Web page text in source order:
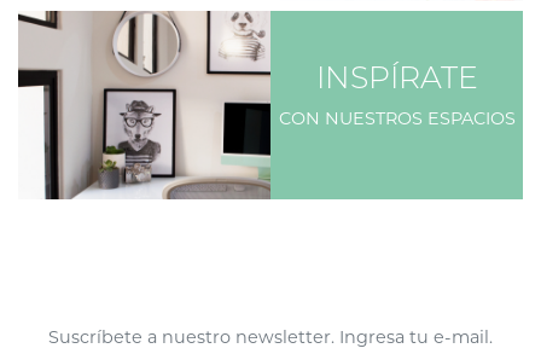
INSPÍRATE
CON NUESTROS ESPACIOS